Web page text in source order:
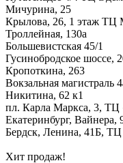
Мичурина, 25
Крылова, 26, 1 этаж ТЦ
Троллейная, 130а
Большевистская 45/1
Гусинобродское шоссе,
Кропоткина, 263
Вокзальная магистраль
Никитина, 62 к1
пл. Карла Маркса, 3, ТЦ
Екатеринбург,
Бердск, Ленина, 41Б,
Хит продаж!